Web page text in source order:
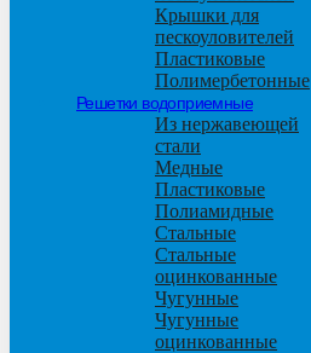
Крышки для
пескоуловителей
Пластиковые
Полимербетонные
Решетки водоприемные
Из нержавеющей
стали
Медные
Пластиковые
Полиамидные
Стальные
Стальные
оцинкованные
Чугунные
Чугунные
оцинкованные